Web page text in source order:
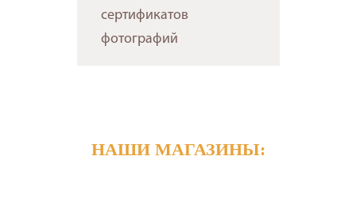
сертификатов
фотографий
НАШИ МАГАЗИНЫ: